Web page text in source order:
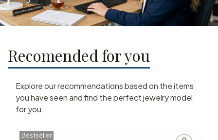
Recomended for you
Explore our recommendations based on the items
you have seen and find the perfect jewelry model
for you.
Bestseller